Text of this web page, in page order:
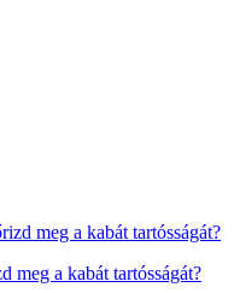
meg a kabát tartósságát?